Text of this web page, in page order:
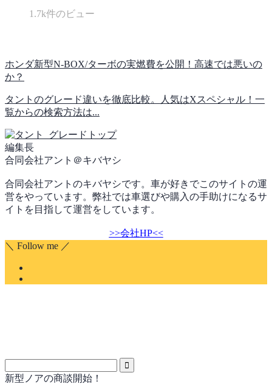
1.7k件のビュー
ホンダ新型N-BOX/ターボの実燃費を公開！高速では悪いの
か？
タントのグレード違いを徹底比較。人気はXスペシャル！一
覧からの検索方法は...
編集長
合同会社アント＠キバヤシ
合同会社アントのキバヤシです。車が好きでこのサイトの運
営をやっています。弊社では車選びや購入の手助けになるサ
イトを目指して運営をしています。
>>会社HP<<
＼ Follow me ／
新型ノアの商談開始！